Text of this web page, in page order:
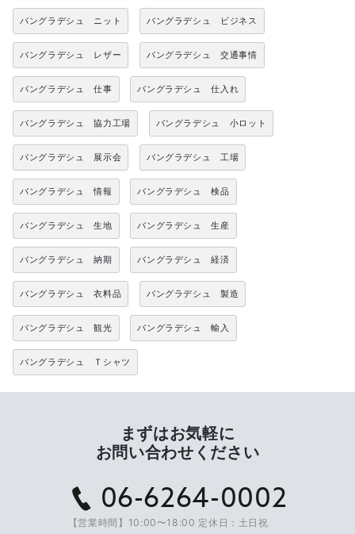
バングラデシュ ニット バングラデシュ ビジネス
バングラデシュ レザー バングラデシュ 交通事情
バングラデシュ 仕事 バングラデシュ 仕入れ
バングラデシュ 協力工場 バングラデシュ 小ロット
バングラデシュ 展示会 バングラデシュ 工場
バングラデシュ 情報 バングラデシュ 検品
バングラデシュ 生地 バングラデシュ 生産
バングラデシュ 納期 バングラデシュ 経済
バングラデシュ 衣料品 バングラデシュ 製造
バングラデシュ 観光 バングラデシュ 輸入
バングラデシュ Ｔシャツ
まずはお気軽に
お問い合わせください
06-6264-0002
【営業時間】10:00〜18:00 定休日：土日祝